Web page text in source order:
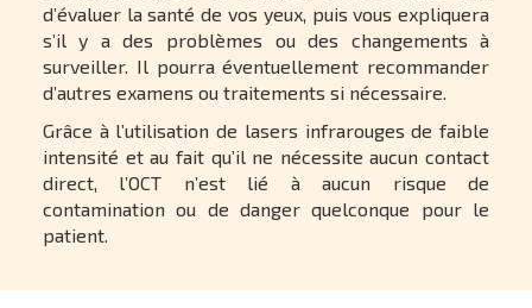
d’évaluer la santé de vos yeux, puis vous expliquera
s’il y a des problèmes ou des changements à
surveiller. Il pourra éventuellement recommander
d’autres examens ou traitements si nécessaire.
Grâce à l’utilisation de lasers infrarouges de faible
intensité et au fait qu’il ne nécessite aucun contact
direct, l’OCT n’est lié à aucun risque de
contamination ou de danger quelconque pour le
patient.